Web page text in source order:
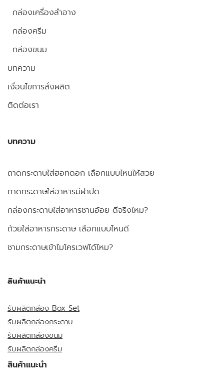
กล่องเครื่องสำอาง
กล่องครีม
กล่องขนม
บทความ
เงื่อนไขการสั่งผลิต
ติดต่อเรา
บทความ
ถาดกระดาษใส่ฮอทดอก เลือกแบบไหนให้สวย
ถาดกระดาษใส่อาหารมีฝาปิด
กล่องกระดาษใส่อาหารชานอ้อย ดีจริงไหม?
ถ้วยใส่อาหารกระดาษ เลือกแบบไหนดี
ชามกระดาษเข้าไมโครเวฟได้ไหม?
สินค้าแนะนำ
รับผลิตกล่อง Box Set
รับผลิตกล่องกระดาษ
รับผลิตกล่องขนม
รับผลิตกล่องครีม
สินค้าแนะนำ